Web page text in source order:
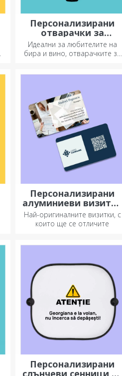
Персонализирани
отварачки за
бутилки и
тирбушони
Идеални за любителите на
бира и вино, отварачките за
Персонализирани
алуминиеви визитни
картички
Най-оригиналните визитки, с
които ще се отличите
Персонализирани
слънчеви сенници за